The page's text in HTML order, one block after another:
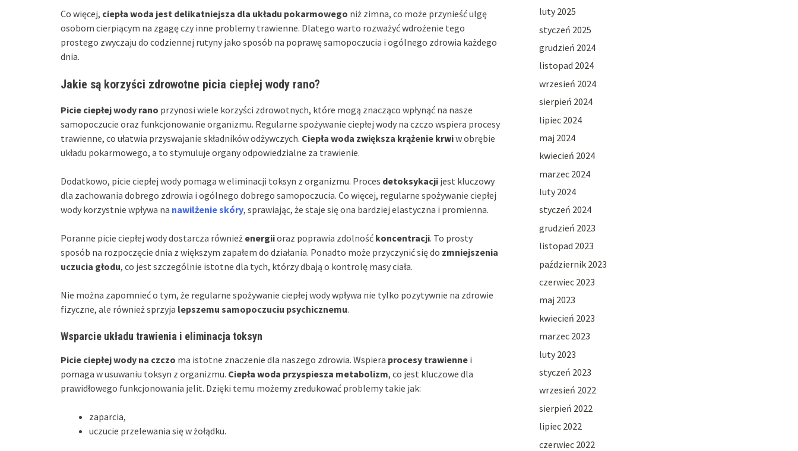
Co więcej, ciepła woda jest delikatniejsza dla układu pokarmowego niż zimna, co może przynieść ulgę
osobom cierpiącym na zgagę czy inne problemy trawienne. Dlatego warto rozważyć wdrożenie tego
prostego zwyczaju do codziennej rutyny jako sposób na poprawę samopoczucia i ogólnego zdrowia każdego
dnia.
Jakie są korzyści zdrowotne picia ciepłej wody rano?
Picie ciepłej wody rano przynosi wiele korzyści zdrowotnych, które mogą znacząco wpłynąć na nasze
samopoczucie oraz funkcjonowanie organizmu. Regularne spożywanie ciepłej wody na czczo wspiera procesy
trawienne, co ułatwia przyswajanie składników odżywczych. Ciepła woda zwiększa krążenie krwiw obrębie
układu pokarmowego, a to stymuluje organy odpowiedzialne za trawienie.
Dodatkowo, picie ciepłej wody pomaga w eliminacji toksyn z organizmu. Proces detoksykacji jest kluczowy
dla zachowania dobrego zdrowia i ogólnego dobrego samopoczucia. Co więcej, regularne spożywanie ciepłej
wody korzystnie wpływa na nawilżenie skóry, sprawiając, że staje się ona bardziej elastyczna i promienna.
Poranne picie ciepłej wody dostarcza również energiioraz poprawia zdolność koncentracji. To prosty
sposób na rozpoczęcie dnia z większym zapałem do działania. Ponadto może przyczynić się do zmniejszenia
uczucia głodu, co jest szczególnie istotne dla tych, którzy dbają o kontrolę masy ciała.
Nie można zapomnieć o tym, że regularne spożywanie ciepłej wody wpływa nie tylko pozytywnie na zdrowie
fizyczne, ale również sprzyja lepszemu samopoczuciu psychicznemu.
Wsparcie układu trawienia i eliminacja toksyn
Picie ciepłej wody na czczo ma istotne znaczenie dla naszego zdrowia. Wspiera procesy trawienne i
pomaga w usuwaniu toksyn z organizmu. Ciepła woda przyspiesza metabolizm, co jest kluczowe dla
prawidłowego funkcjonowania jelit. Dzięki temu możemy zredukować problemy takie jak:
zaparcia,
uczucie przelewania się w żołądku.
luty 2025
styczeń 2025
grudzień 2024
listopad 2024
wrzesień 2024
sierpień 2024
lipiec 2024
maj 2024
kwiecień 2024
marzec 2024
luty 2024
styczeń 2024
grudzień 2023
listopad 2023
październik 2023
czerwiec 2023
maj 2023
kwiecień 2023
marzec 2023
luty 2023
styczeń 2023
wrzesień 2022
sierpień 2022
lipiec 2022
czerwiec 2022